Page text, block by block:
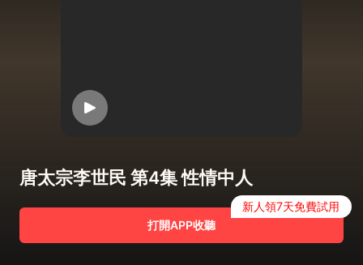
唐太宗李世民 第4集 性情中人
打開APP收聽
新人領7天免費試用